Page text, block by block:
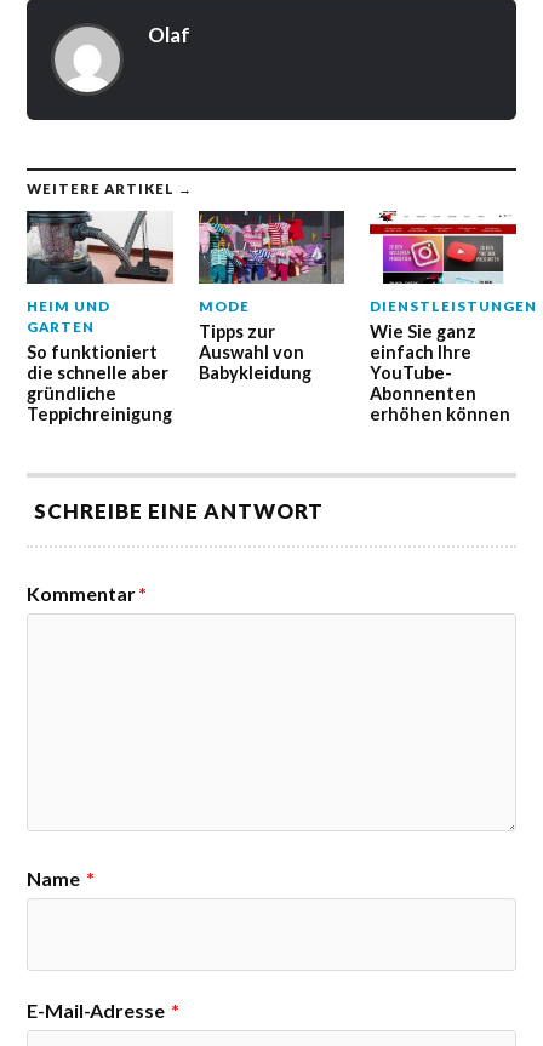
Olaf
WEITERE ARTIKEL →
HEIM UND
GARTEN
So funktioniert
die schnelle aber
gründliche
Teppichreinigung
MODE
Tipps zur
Auswahl von
Babykleidung
DIENSTLEISTUNGEN
Wie Sie ganz
einfach Ihre
YouTube-
Abonnenten
erhöhen können
SCHREIBE EINE ANTWORT
Kommentar*
Name *
E-Mail-Adresse *